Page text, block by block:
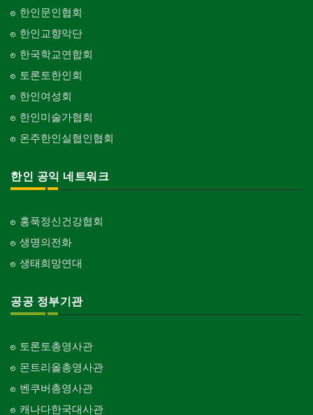
한인문인협회
한인교향악단
한국학교연합회
토론토한인회
한인여성회
한인미술가협회
온주한인실협인협회
한인 공익 네트워크
홍푹정신건강협회
생명의전화
생태희망연대
공공 정부기관
토론토총영사관
몬트리올총영사관
벤쿠버총영사관
캐나다한국대사관